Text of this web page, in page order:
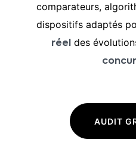
comparateurs,
dispositifs adaptés
réel
des
AUDIT